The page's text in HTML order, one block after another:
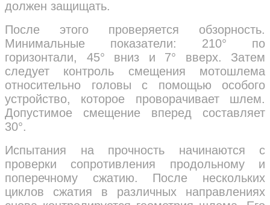
должен защищать.
После этого проверяется обзорность.
Минимальные показатели: 210° по
горизонтали, 45° вниз и 7° вверх. Затем
следует контроль смещения мотошлема
относительно головы с помощью особого
устройство, которое проворачивает шлем.
Допустимое смещение вперед составляет
30°.
Испытания на прочность начинаются с
проверки сопротивления продольному и
поперечному сжатию. После нескольких
циклов сжатия в различных направлениях